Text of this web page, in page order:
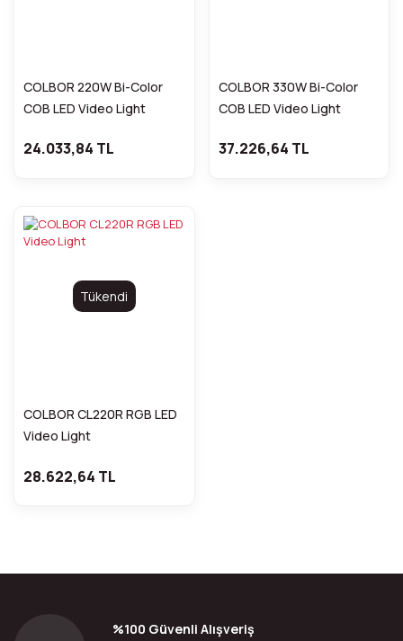
COLBOR 220W Bi-Color
COB LED Video Light
24.033,84 TL
COLBOR 330W Bi-Color
COB LED Video Light
37.226,64 TL
Tükendi
COLBOR CL220R RGB LED
Video Light
28.622,64 TL
%100 Güvenli Alışveriş